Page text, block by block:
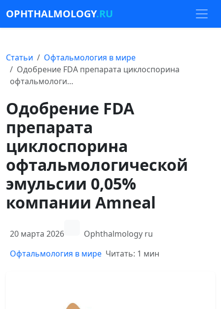
OPHTHALMOLOGY.RU
Статьи
Офтальмология в мире
Одобрение FDA препарата циклоспорина
офтальмологи…
Одобрение FDA
препарата
циклоспорина
офтальмологической
эмульсии 0,05%
компании Amneal
20 марта 2026
Ophthalmology ru
Офтальмология в мире Читать: 1 мин